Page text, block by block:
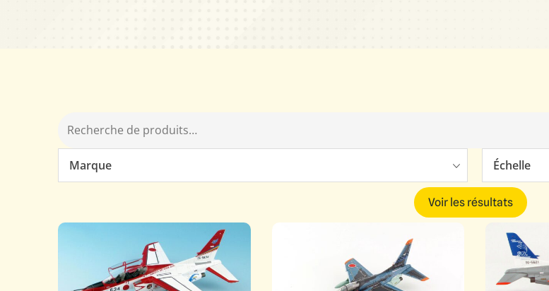
Marque Échelle
Voir les résultats